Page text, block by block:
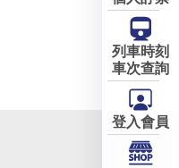
列車時刻
車次查詢
登入會員